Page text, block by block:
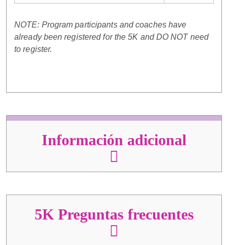
NOTE: Program participants and coaches have
already been registered for the 5K and DO NOT need
to register.
Información adicional
5K Preguntas frecuentes